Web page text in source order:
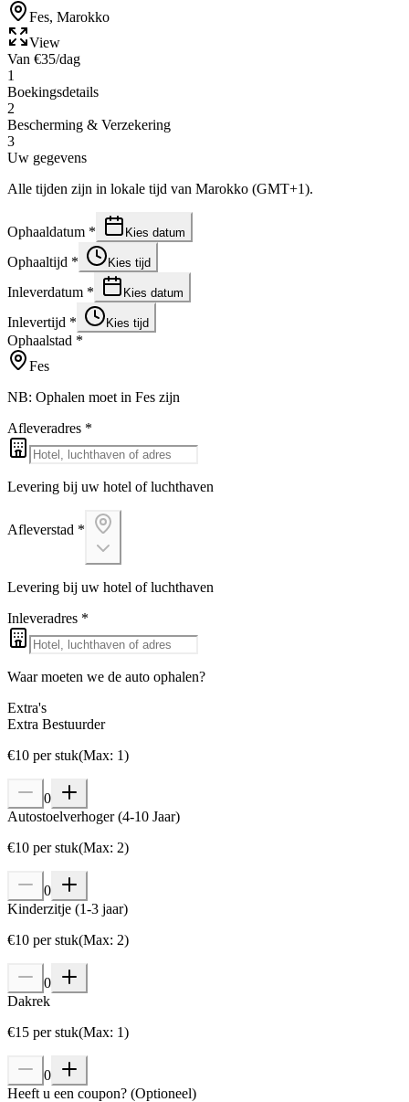
Fes, Marokko
View
Van €35/dag
1
Boekingsdetails
2
Bescherming & Verzekering
3
Uw gegevens
Alle tijden zijn in lokale tijd van Marokko (GMT+1).
Ophaaldatum * Kies datum
Ophaaltijd * Kies tijd
Inleverdatum * Kies datum
Inlevertijd * Kies tijd
Ophaalstad *
Fes
NB: Ophalen moet in Fes zijn
Afleveradres *
Levering bij uw hotel of luchthaven
Afleverstad *
Levering bij uw hotel of luchthaven
Inleveradres *
Waar moeten we de auto ophalen?
Extra's
Extra Bestuurder
€10 per stuk(Max: 1)
0
Autostoelverhoger (4-10 Jaar)
€10 per stuk(Max: 2)
0
Kinderzitje (1-3 jaar)
€10 per stuk(Max: 2)
0
Dakrek
€15 per stuk(Max: 1)
0
Heeft u een coupon? (Optioneel)